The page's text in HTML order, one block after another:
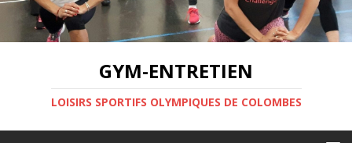
GYM-ENTRETIEN
LOISIRS SPORTIFS OLYMPIQUES DE COLOMBES